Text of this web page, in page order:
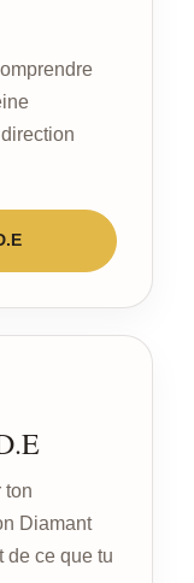
ton
Diamant
de ce que tu